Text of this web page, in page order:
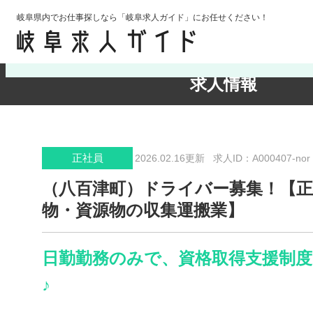
岐阜県内でお仕事探しなら「岐阜求人ガイド」にお任せください！
求人情報
検索条件の確認・変更
正社員 2026.02.16更新 求人ID：A000407-nor
（八百津町）ドライバー募集！【
物・資源物の収集運搬業】
日勤勤務のみで、資格取得支援制
♪